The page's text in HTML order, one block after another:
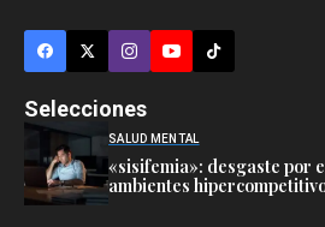
Selecciones
SALUD MENTAL
«sisifemia»: desgaste por
ambientes